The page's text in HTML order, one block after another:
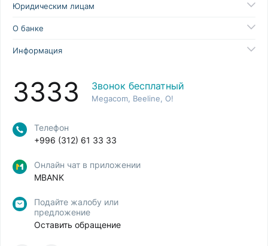
Юридическим лицам
О банке
Информация
3333 Звонок бесплатный
Megacom, Beeline, O!
Телефон
+996 (312) 61 33 33
Онлайн чат в приложении
MBANK
Подайте жалобу или
предложение
Оставить обращение